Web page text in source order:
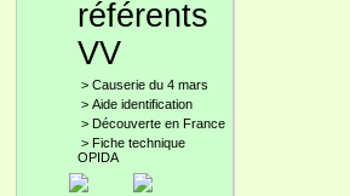
référents
VV
> Causerie du 4 mars
> Aide identification
> Découverte en France
> Fiche technique
OPIDA